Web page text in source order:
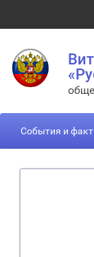
События и